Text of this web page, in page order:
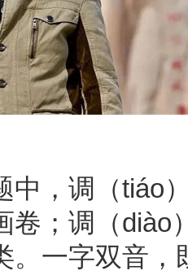
，调（tiáo）
卷；调（diào
。一字双音，